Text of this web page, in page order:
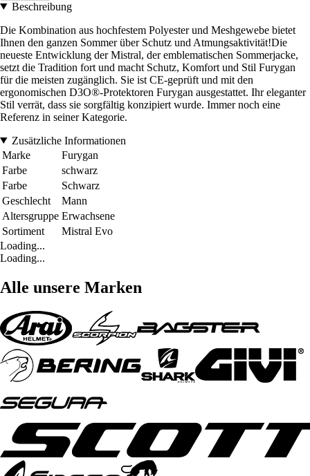
Beschreibung
Die Kombination aus hochfestem Polyester und Meshgewebe bietet
Ihnen den ganzen Sommer über Schutz und Atmungsaktivität!Die
neueste Entwicklung der Mistral, der emblematischen Sommerjacke,
setzt die Tradition fort und macht Schutz, Komfort und Stil Furygan
für die meisten zugänglich. Sie ist CE-geprüft und mit den
ergonomischen D3O®-Protektoren Furygan ausgestattet. Ihr eleganter
Stil verrät, dass sie sorgfältig konzipiert wurde. Immer noch eine
Referenz in seiner Kategorie.
Zusätzliche Informationen
Marke
Furygan
Farbe
schwarz
Farbe
Schwarz
Geschlecht
Mann
Altersgruppe Erwachsene
Sortiment
Mistral Evo
Loading...
Loading...
Alle unsere Marken